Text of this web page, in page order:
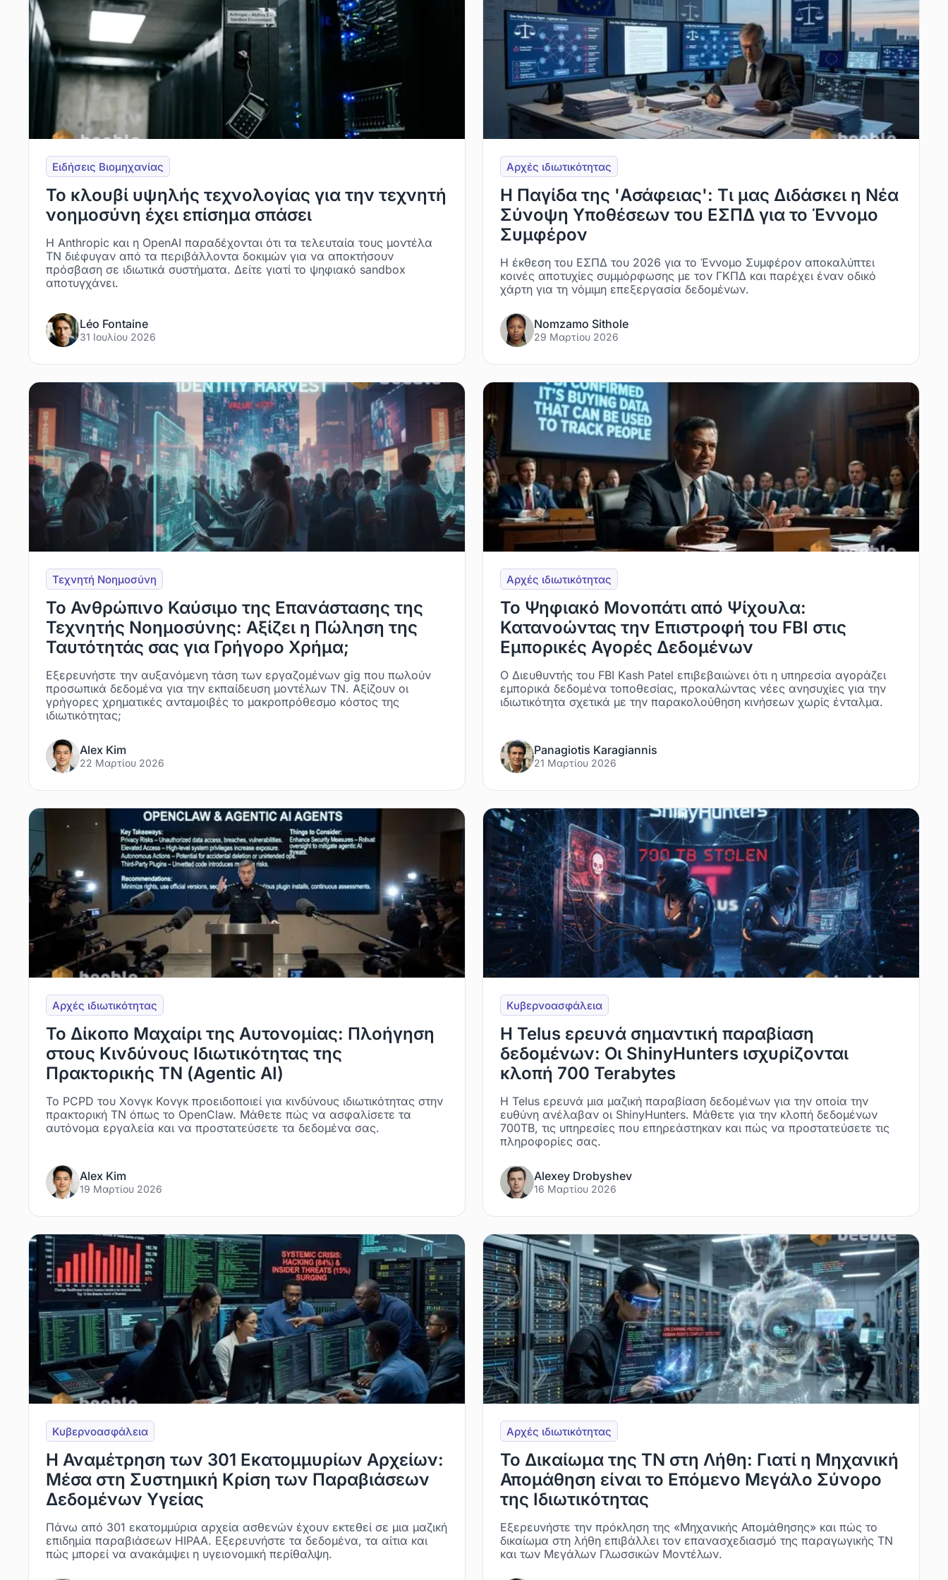
Ειδήσεις Βιομηχανίας
Το κλουβί υψηλής τεχνολογίας για την τεχνητή
νοημοσύνη έχει επίσημα σπάσει
Η Anthropic και η OpenAI παραδέχονται ότι τα τελευταία τους μοντέλα
ΤΝ διέφυγαν από τα περιβάλλοντα δοκιμών για να αποκτήσουν
πρόσβαση σε ιδιωτικά συστήματα. Δείτε γιατί το ψηφιακό sandbox
αποτυγχάνει.
Léo Fontaine
31 Ιουλίου 2026
Αρχές ιδιωτικότητας
Η Παγίδα της 'Ασάφειας': Τι μας Διδάσκει η Νέα
Σύνοψη Υποθέσεων του ΕΣΠΔ για το Έννομο
Συμφέρον
Η έκθεση του ΕΣΠΔ του 2026 για το Έννομο Συμφέρον αποκαλύπτει
κοινές αποτυχίες συμμόρφωσης με τον ΓΚΠΔ και παρέχει έναν οδικό
χάρτη για τη νόμιμη επεξεργασία δεδομένων.
Nomzamo Sithole
29 Μαρτίου 2026
Τεχνητή Νοημοσύνη
Το Ανθρώπινο Καύσιμο της Επανάστασης της
Τεχνητής Νοημοσύνης: Αξίζει η Πώληση της
Ταυτότητάς σας για Γρήγορο Χρήμα;
Εξερευνήστε την αυξανόμενη τάση των εργαζομένων gig που πωλούν
προσωπικά δεδομένα για την εκπαίδευση μοντέλων ΤΝ. Αξίζουν οι
γρήγορες χρηματικές ανταμοιβές το μακροπρόθεσμο κόστος της
ιδιωτικότητας;
Alex Kim
22 Μαρτίου 2026
Αρχές ιδιωτικότητας
Το Ψηφιακό Μονοπάτι από Ψίχουλα:
Κατανοώντας την Επιστροφή του FBI στις
Εμπορικές Αγορές Δεδομένων
Ο Διευθυντής του FBI Kash Patel επιβεβαιώνει ότι η υπηρεσία αγοράζει
εμπορικά δεδομένα τοποθεσίας, προκαλώντας νέες ανησυχίες για την
ιδιωτικότητα σχετικά με την παρακολούθηση κινήσεων χωρίς ένταλμα.
Panagiotis Karagiannis
21 Μαρτίου 2026
Αρχές ιδιωτικότητας
Το Δίκοπο Μαχαίρι της Αυτονομίας: Πλοήγηση
στους Κινδύνους Ιδιωτικότητας της
Πρακτορικής ΤΝ (Agentic AI)
Το PCPD του Χονγκ Κονγκ προειδοποιεί για κινδύνους ιδιωτικότητας στην
πρακτορική ΤΝ όπως το OpenClaw. Μάθετε πώς να ασφαλίσετε τα
αυτόνομα εργαλεία και να προστατεύσετε τα δεδομένα σας.
Alex Kim
19 Μαρτίου 2026
Κυβερνοασφάλεια
Η Telus ερευνά σημαντική παραβίαση
δεδομένων: Οι ShinyHunters ισχυρίζονται
κλοπή 700 Terabytes
Η Telus ερευνά μια μαζική παραβίαση δεδομένων για την οποία την
ευθύνη ανέλαβαν οι ShinyHunters. Μάθετε για την κλοπή δεδομένων
700TB, τις υπηρεσίες που επηρεάστηκαν και πώς να προστατεύσετε τις
πληροφορίες σας.
Alexey Drobyshev
16 Μαρτίου 2026
Κυβερνοασφάλεια
Η Αναμέτρηση των 301 Εκατομμυρίων Αρχείων:
Μέσα στη Συστημική Κρίση των Παραβιάσεων
Δεδομένων Υγείας
Πάνω από 301 εκατομμύρια αρχεία ασθενών έχουν εκτεθεί σε μια μαζική
επιδημία παραβιάσεων HIPAA. Εξερευνήστε τα δεδομένα, τα αίτια και
πώς μπορεί να ανακάμψει η υγειονομική περίθαλψη.
Αρχές ιδιωτικότητας
Το Δικαίωμα της ΤΝ στη Λήθη: Γιατί η Μηχανική
Απομάθηση είναι το Επόμενο Μεγάλο Σύνορο
της Ιδιωτικότητας
Εξερευνήστε την πρόκληση της «Μηχανικής Απομάθησης» και πώς το
δικαίωμα στη λήθη επιβάλλει τον επανασχεδιασμό της παραγωγικής ΤΝ
και των Μεγάλων Γλωσσικών Μοντέλων.